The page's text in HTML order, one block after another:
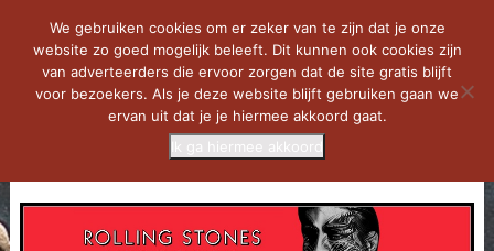
We gebruiken cookies om er zeker van te zijn dat je onze
website zo goed mogelijk beleeft. Dit kunnen ook cookies zijn
van adverteerders die ervoor zorgen dat de site gratis blijft
voor bezoekers. Als je deze website blijft gebruiken gaan we
ervan uit dat je je hiermee akkoord gaat.
Ik ga hiermee akkoord